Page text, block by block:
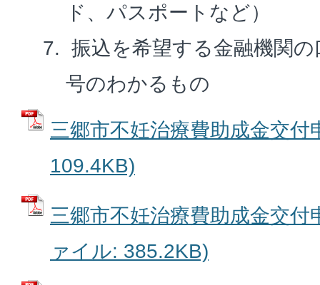
ド、パスポートなど）
振込を希望する金融機関
号のわかるもの
三郷市不妊治療費助成金交
109.4KB)
三郷市不妊治療費助成金交付
ァイル: 385.2KB)